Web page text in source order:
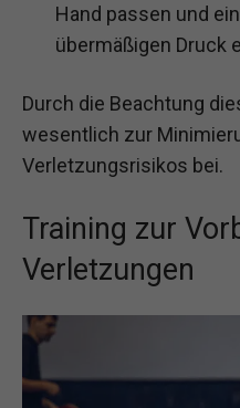
Hand passen und
übermäßigen Druck
Durch die Beachtung
wesentlich zur
Verletzungsrisikos bei.
Training zur
Verletzungen